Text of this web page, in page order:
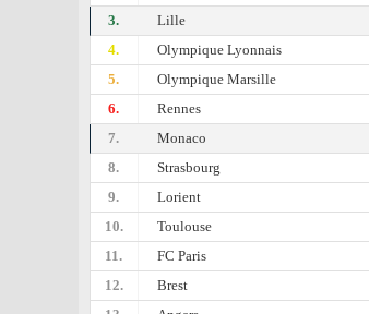
3.
Lille
4.
Olympique Lyonnais
5.
Olympique Marsille
6.
Rennes
7.
Monaco
8.
Strasbourg
9.
Lorient
10.
Toulouse
11.
FC Paris
12.
Brest